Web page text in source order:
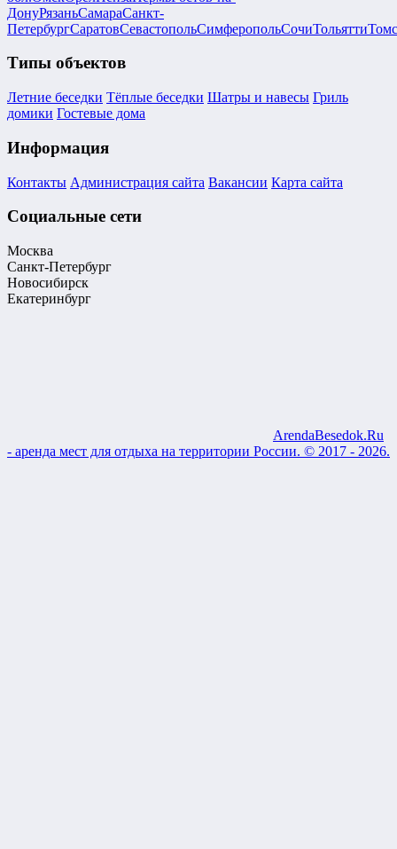
ДонуРязаньСамараСанкт-
ПетербургСаратовСевастопольСимферопольСочиТольятти
Типы объектов
Летние беседки Тёплые беседки Шатры и навесы Гриль
домики Гостевые дома
Информация
Контакты Администрация сайта Вакансии Карта сайта
Социальные сети
Москва
Санкт-Петербург
Новосибирск
Екатеринбург
ArendaBesedok.Ru
- аренда мест для отдыха на территории России. © 2017 - 2026.